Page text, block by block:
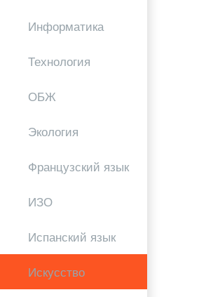
Информатика
Технология
ОБЖ
Экология
Французский язык
ИЗО
Испанский язык
Искусство